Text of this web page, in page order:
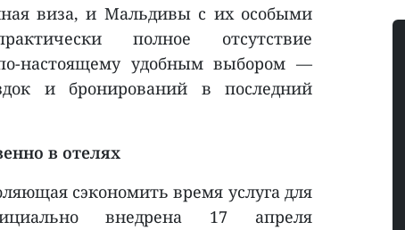
виза, и Мальдивы с их особыми
полное отсутствие
настоящему удобным выбором —
и бронирований в последний
в отелях
сэкономить время услуга для
внедрена 17 апреля